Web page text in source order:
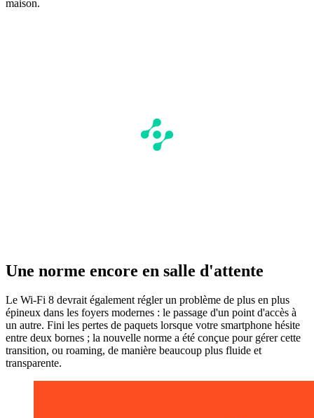
maison.
Une norme encore en salle d'attente
Le Wi-Fi 8 devrait également régler un problème de plus en plus
épineux dans les foyers modernes : le passage d'un point d'accès à
un autre. Fini les pertes de paquets lorsque votre smartphone hésite
entre deux bornes ; la nouvelle norme a été conçue pour gérer cette
transition, ou roaming, de manière beaucoup plus fluide et
transparente.